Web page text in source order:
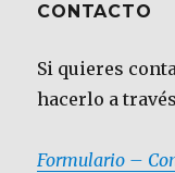
CONTACTO
Si quieres
hacerlo a
Formulario –